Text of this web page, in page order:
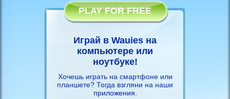
PLAY FOR FREE
Играй в Wauies на
компьютере или
ноутбуке!
Хочешь играть на смартфоне или
планшете? Тогда взгляни на наши
приложения